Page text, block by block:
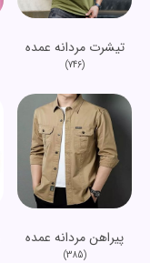
تیشرت مردانه عمده
(746)
پیراهن مردانه عمده
(385)